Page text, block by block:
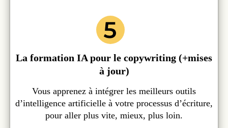
La formation IA pour le copywriting (+mises
à jour)
Vous apprenez à intégrer les meilleurs outils
d’intelligence artificielle à votre processus d’écriture,
pour aller plus vite, mieux, plus loin.